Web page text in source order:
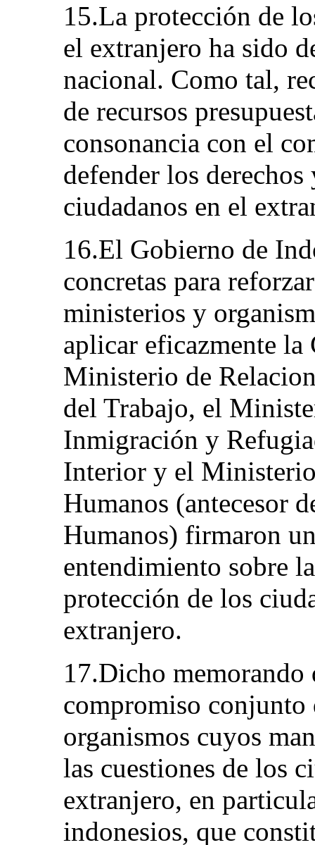
15.La protección de
el extranjero ha sido
nacional. Como tal,
de recursos
consonancia con el
defender los derechos
ciudadanos en el
16.El Gobierno de
concretas para
ministerios y
aplicar eficazmente
Ministerio de
del Trabajo, el
Inmigración y
Interior y el
Humanos (antecesor
Humanos) firmaron
entendimiento sobre
protección de los
extranjero.
17.Dicho
compromiso
organismos cuyos
las cuestiones de los
extranjero, en
indonesios, que